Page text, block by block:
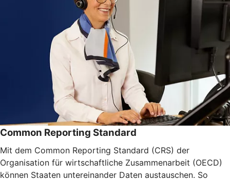
Common Reporting Standard
Mit dem Common Reporting Standard (CRS) der
Organisation für wirtschaftliche Zusammenarbeit (OECD)
können Staaten untereinander Daten austauschen. So